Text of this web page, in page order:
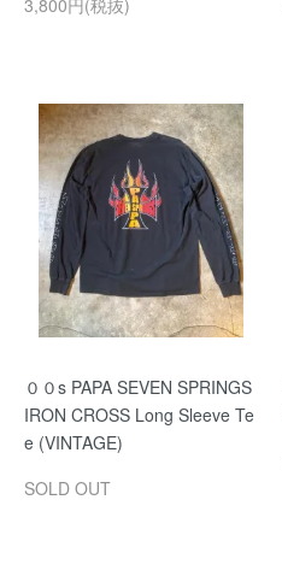
3,800円(税抜)
００s PAPA SEVEN SPRINGS
IRON CROSS Long Sleeve Te
e (VINTAGE)
SOLD OUT